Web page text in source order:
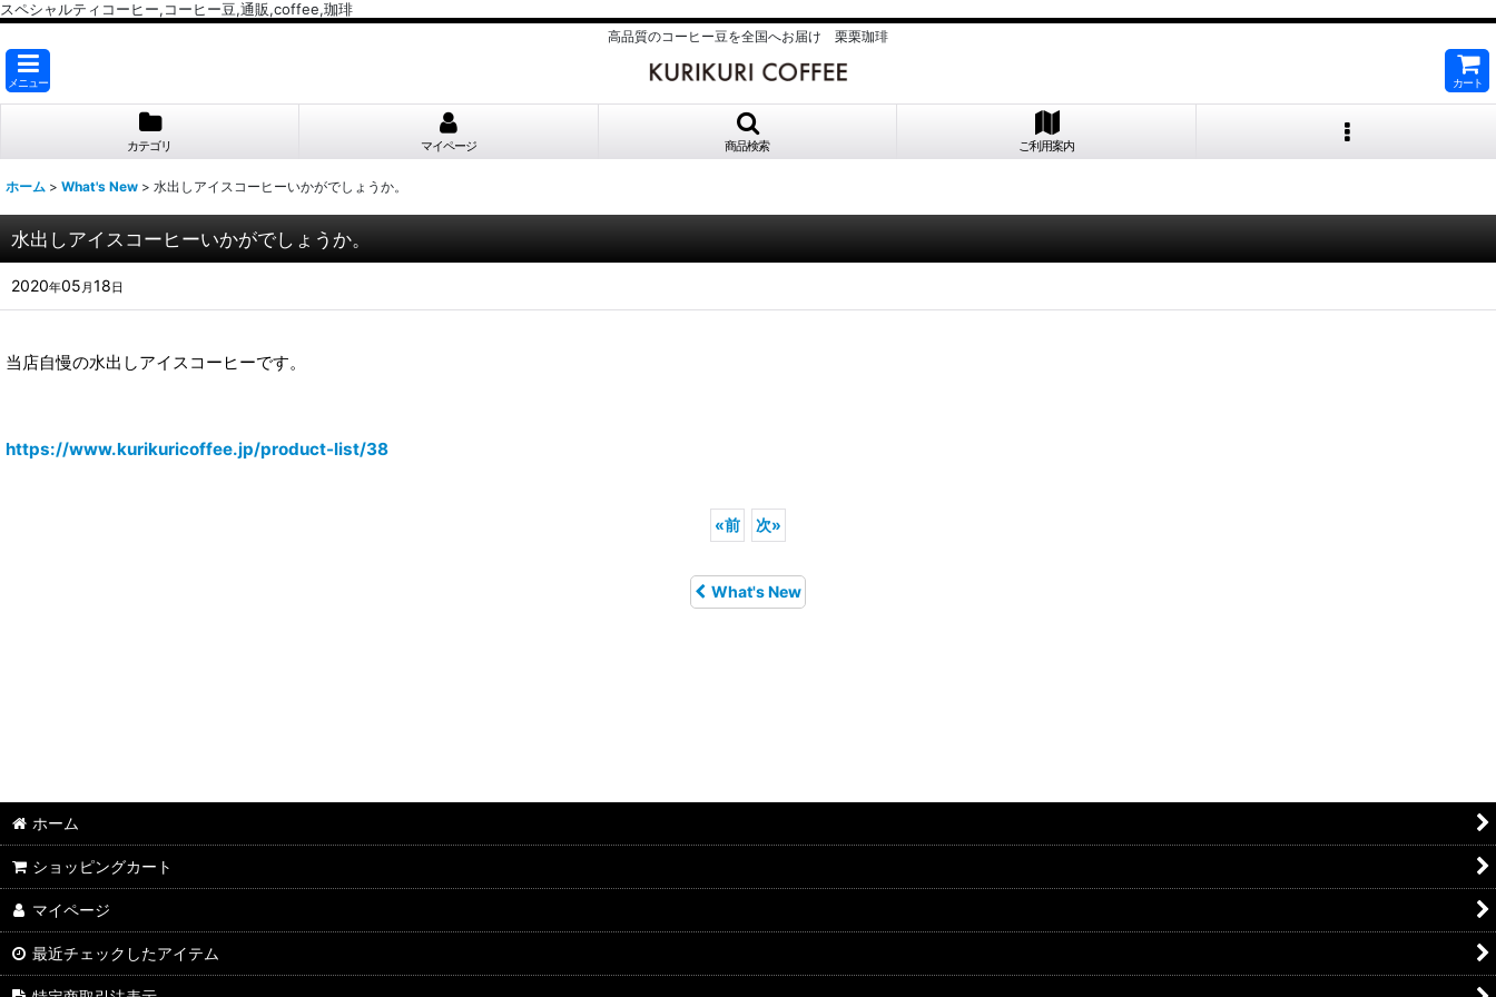
スペシャルティコーヒー,コーヒー豆,通販,coffee,珈琲
高品質のコーヒー豆を全国へお届け 栗栗珈琲
メニュー カート
カテゴリ マイページ 商品検索 ご利用案内
ホーム > What's New > 水出しアイスコーヒーいかがでしょうか。
水出しアイスコーヒーいかがでしょうか。
2020年05 月18日
当店自慢の水出しアイスコーヒーです。
https://www.kurikuricoffee.jp/product-list/38
«前 次»
What's New
ホーム
ショッピングカート
マイページ
最近チェックしたアイテム